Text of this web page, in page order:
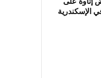
الإسكندرية